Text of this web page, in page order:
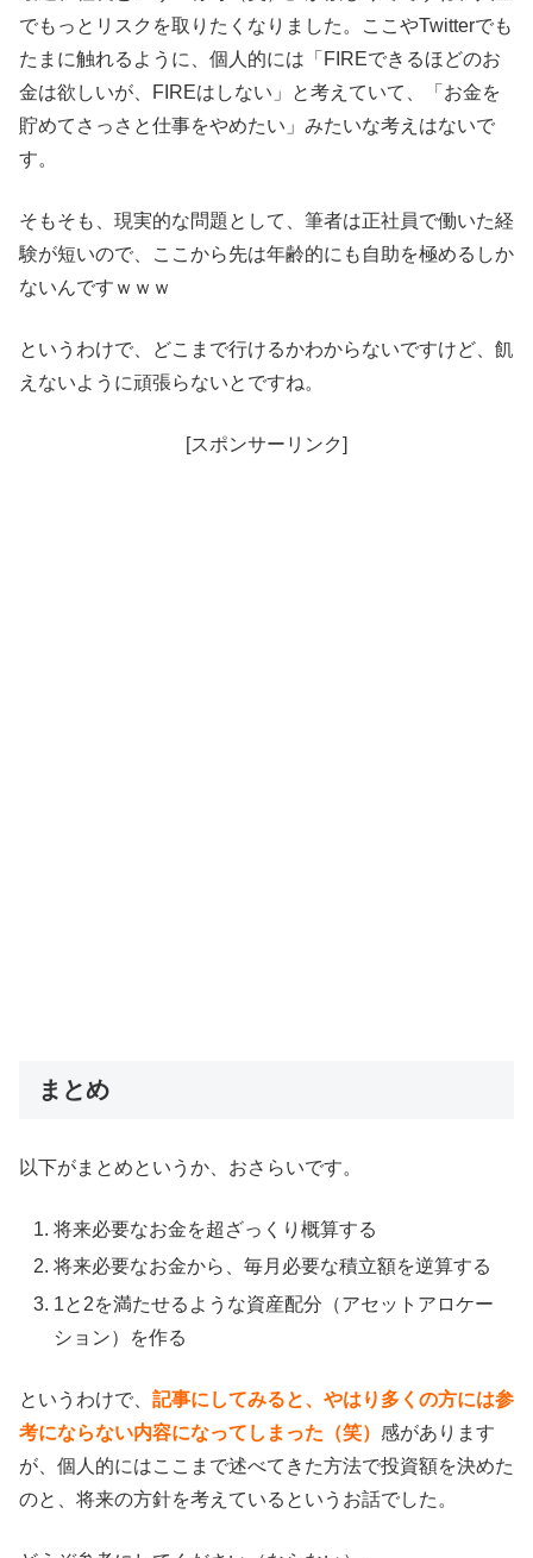
でもっとリスクを取りたくなりました。ここやTwitterでも
たまに触れるように、個人的には「FIREできるほどのお
金は欲しいが、FIREはしない」と考えていて、「お金を
貯めてさっさと仕事をやめたい」みたいな考えはないで
す。
そもそも、現実的な問題として、筆者は正社員で働いた経
験が短いので、ここから先は年齢的にも自助を極めるしか
ないんですｗｗｗ
というわけで、どこまで行けるかわからないですけど、飢
えないように頑張らないとですね。
[スポンサーリンク]
まとめ
以下がまとめというか、おさらいです。
将来必要なお金を超ざっくり概算する
将来必要なお金から、毎月必要な積立額を逆算する
1と2を満たせるような資産配分（アセットアロケー
ション）を作る
というわけで、 記事にしてみると、やはり多くの方には参
考にならない内容になってしまった（笑） 感があります
が、個人的にはここまで述べてきた方法で投資額を決めた
のと、将来の方針を考えているというお話でした。